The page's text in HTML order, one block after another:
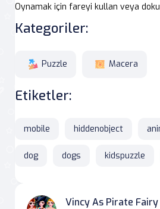
Oynamak için fareyi kullan veya
Kategoriler:
Puzzle Macera
Etiketler:
mobile hiddenobject
dog dogs kidspuzzle
Vincy As Pirate Fairy